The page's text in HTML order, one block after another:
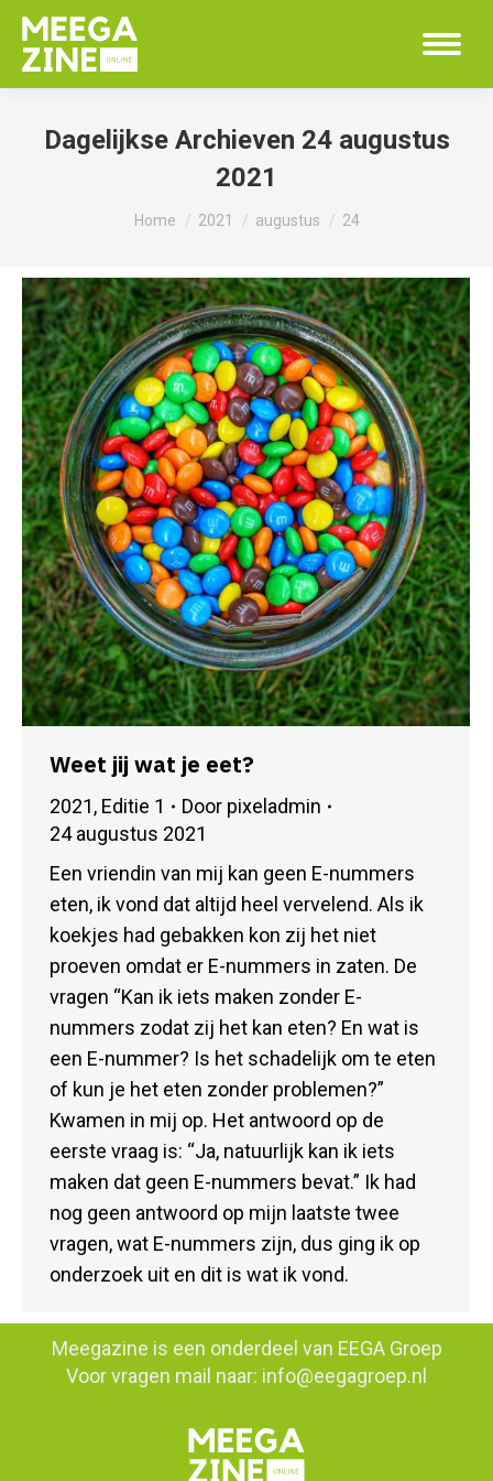
Dagelijkse Archieven 24 augustus
2021
Je bent hier:
Home 2021 augustus 24
Weet jij wat je eet?
2021, Editie 1 Door pixeladmin
24 augustus 2021
Een vriendin van mij kan geen E-nummers
eten, ik vond dat altijd heel vervelend. Als ik
koekjes had gebakken kon zij het niet
proeven omdat er E-nummers in zaten. De
vragen “Kan ik iets maken zonder E-
nummers zodat zij het kan eten? En wat is
een E-nummer? Is het schadelijk om te eten
of kun je het eten zonder problemen?”
Kwamen in mij op. Het antwoord op de
eerste vraag is: “Ja, natuurlijk kan ik iets
maken dat geen E-nummers bevat.” Ik had
nog geen antwoord op mijn laatste twee
vragen, wat E-nummers zijn, dus ging ik op
onderzoek uit en dit is wat ik vond.
Meegazine is een onderdeel van EEGA Groep
Voor vragen mail naar: info@eegagroep.nl